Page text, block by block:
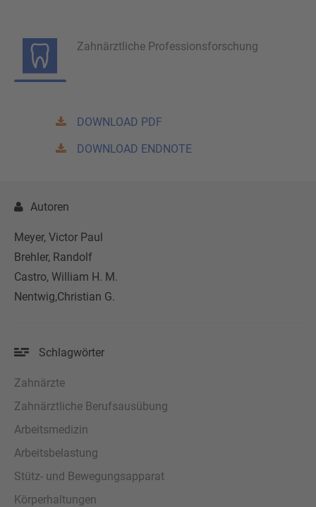
Zahnärztliche Professionsforschung
DOWNLOAD PDF
DOWNLOAD ENDNOTE
Autoren
Meyer, Victor Paul
Brehler, Randolf
Castro, William H. M.
Nentwig,Christian G.
Schlagwörter
Zahnärzte
Zahnärztliche Berufsausübung
Arbeitsmedizin
Arbeitsbelastung
Stütz- und Bewegungsapparat
Körperhaltungen